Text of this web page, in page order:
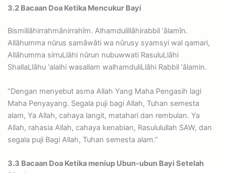
3.2 Bacaan Doa Ketika Mencukur Bayi
Bismillâhirrahmânirrahîm. Alhamdulillâhirabbil ‘âlamîn.
Allâhumma nûrus samâwâti wa nûrusy syamsyi wal qamari,
Allâhumma sirruLlâhi nûrun nubuwwati RasuluLlâhi
ShallaLlâhu ‘alaihi wasallam walhamduliLlâhi Rabbil ‘âlamin.
“Dengan menyebut asma Allah Yang Maha Pengasih lagi
Maha Penyayang. Segala puji bagi Allah, Tuhan semesta
alam, Ya Allah, cahaya langit, matahari dan rembulan. Ya
Allah, rahasia Allah, cahaya kenabian, Rasululullah SAW, dan
segala puji Bagi Allah, Tuhan semesta alam.”
3.3 Bacaan Doa Ketika meniup Ubun-ubun Bayi Setelah